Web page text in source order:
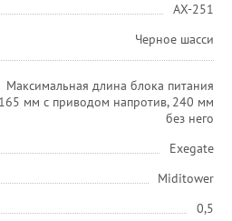
AX-251
Черное шасси
Максимальная длина блока питания
165 мм с приводом напротив, 240 мм
без него
Exegate
Miditower
0,5